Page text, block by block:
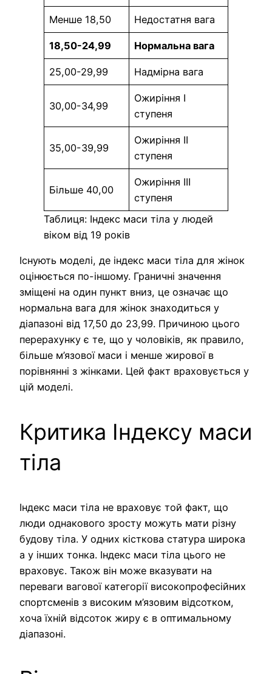
Менше 18,50 Недостатня вага
18,50-24,99 Нормальна вага
25,00-29,99 Надмірна вага
30,00-34,99
Ожиріння І
ступеня
35,00-39,99
Ожиріння ІІ
ступеня
Більше 40,00
Ожиріння ІІІ
ступеня
Таблиця: Індекс маси тіла у людей
віком від 19 років
Існують моделі, де індекс маси тіла для жінок
оцінюється по-іншому. Граничні значення
зміщені на один пункт вниз, це означає що
нормальна вага для жінок знаходиться у
діапазоні від 17,50 до 23,99. Причиною цього
перерахунку є те, що у чоловіків, як правило,
більше м’язової маси і менше жирової в
порівнянні з жінками. Цей факт враховується у
цій моделі.
Критика Індексу маси
тіла
Індекс маси тіла не враховує той факт, що
люди однакового зросту можуть мати різну
будову тіла. У одних кісткова статура широка
а у інших тонка. Індекс маси тіла цього не
враховує. Також він може вказувати на
переваги вагової категорії високопрофесійних
спортсменів з високим м’язовим відсотком,
хоча їхній відсоток жиру є в оптимальному
діапазоні.